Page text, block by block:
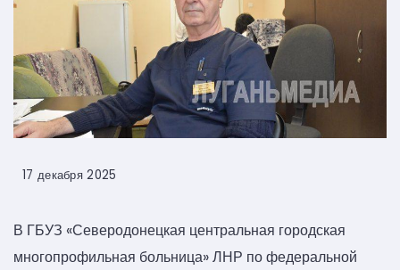
17 декабря 2025
В ГБУЗ «Северодонецкая центральная городская
многопрофильная больница» ЛНР по федеральной